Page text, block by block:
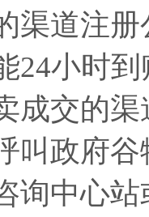
渠道注
24小时
成交的
叫政府
询中心